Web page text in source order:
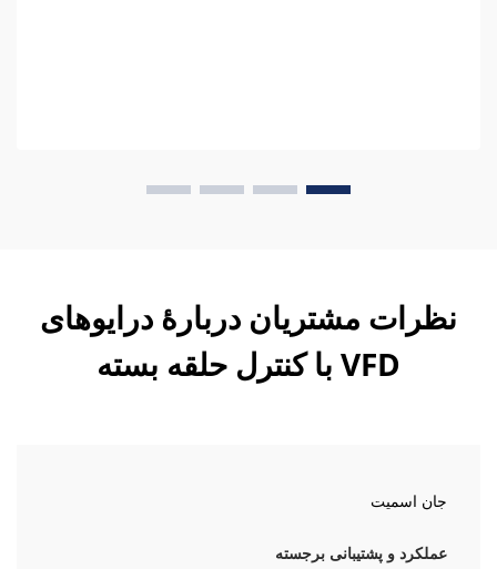
نظرات مشتریان دربارهٔ درایوهای
VFD با کنترل حلقه بسته
جان اسمیت
عملکرد و پشتیبانی برجسته